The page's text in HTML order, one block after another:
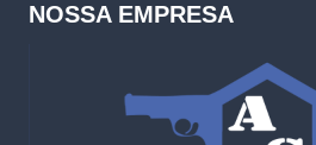
NOSSA EMPRESA